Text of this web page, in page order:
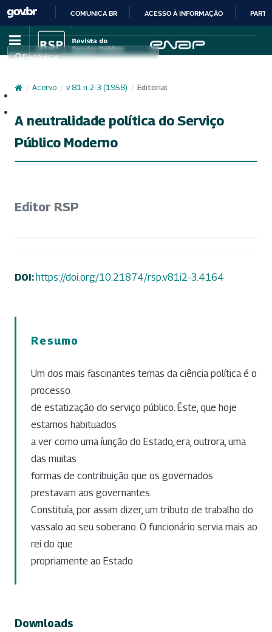
IR
PARA
CONTEÚDO
COMUNICA BR ACESSO À INFORMAÇÃO
Pesquisar
/ Acervo / v. 81 n. 2-3 (1958) / Editorial
A neutralidade política do Serviço
Público Moderno
Editor RSP
DOI:https://doi.org/10.21874/rsp.v81i2-3.4164
Resumo
Um dos mais fascinantes temas da ciência política é o
processo
de estatização do serviço público. Êste, que hoje
estamos habituados
a ver como uma íunção do Estado, era, outrora, uma
das muitas
formas de contribuição que os governados
prestavam aos governantes.
Constituía, por assim dizer, um tributo de trabalho do
vassalo ao seu soberano. O funcionário servia mais ao
rei do que
propriamente ao Estado.
Downloads